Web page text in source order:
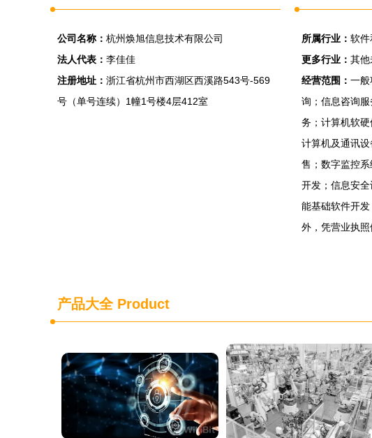
公司名称： 杭州焕旭信息技术有限公司
法人代表： 李佳佳
注册地址： 浙江省杭州市西湖区西溪路543号-569
号（单号连续）1幢1号楼4层412室
所属行业： 软件
更多行业： 其他
经营范围： 一般
询；信息咨询
务；计算机软
计算机及通讯
售；数字监控
开发；信息安
能基础软件开
外，凭营业执照
产品大全Product